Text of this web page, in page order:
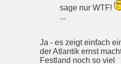
sage nur WTF!
...
Ja - es zeigt einfach
der Atlantik ernst
Festland noch so viel